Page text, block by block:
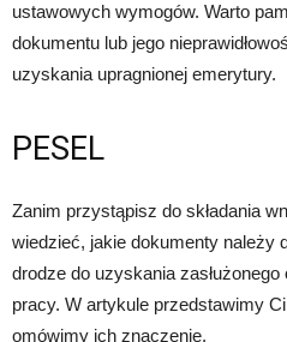
ustawowych wymogów. Warto
dokumentu lub jego
uzyskania upragnionej emerytury.
PESEL
Zanim przystąpisz do składania
wiedzieć, jakie dokumenty należy
drodze do uzyskania
pracy. W artykule przedstawimy
omówimy ich znaczenie.